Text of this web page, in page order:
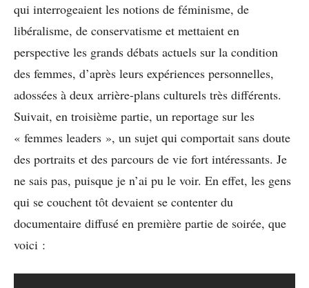
qui interrogeaient les notions de féminisme, de
libéralisme, de conservatisme et mettaient en
perspective les grands débats actuels sur la condition
des femmes, d’après leurs expériences personnelles,
adossées à deux arrière-plans culturels très différents.
Suivait, en troisième partie, un reportage sur les
« femmes leaders », un sujet qui comportait sans doute
des portraits et des parcours de vie fort intéressants. Je
ne sais pas, puisque je n’ai pu le voir. En effet, les gens
qui se couchent tôt devaient se contenter du
documentaire diffusé en première partie de soirée, que
voici :